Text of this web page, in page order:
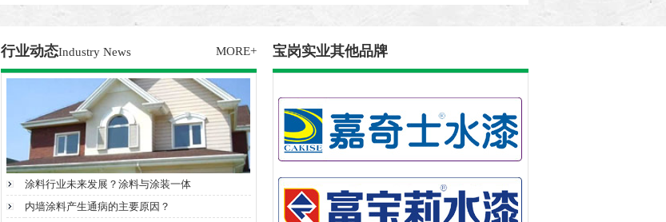
行业动态Industry News MORE+
涂料行业未来发展？涂料与涂装一体
内墙涂料产生通病的主要原因？
宝岗实业其他品牌